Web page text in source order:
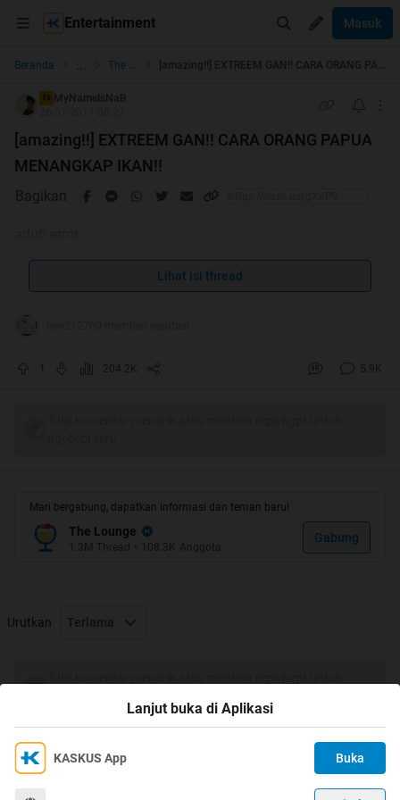
Entertainment Masuk
Beranda ... The Lounge
TS
MyNameIsNaB
[amazing!!] EXTREEM GAN!! CARA ORANG PAPUA
MENANGKAP IKAN!!
Bagikan
Lihat isi thread
204.2K 5.9K
Mari bergabung, dapatkan informasi dan teman baru!
The Lounge
1.3M Thread • 108.3K Anggota
Gabung
Urutkan Terlama
Ikuti KASKUS di
Kami menggunakan Cookies
Dengan terus mengakses situs ini dan mengklik tombol
Lanjut buka di Aplikasi
KASKUS App Buka